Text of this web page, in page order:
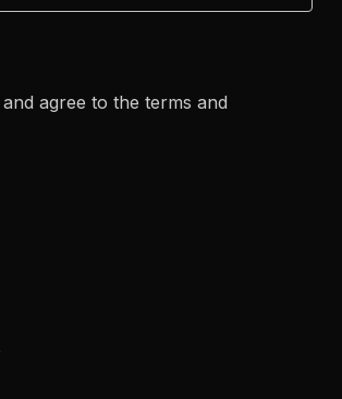
agree to the terms and